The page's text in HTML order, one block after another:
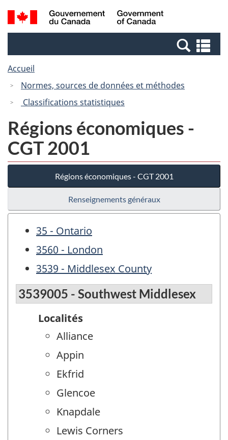
Passer
au
Passer
à
Canada
Recherche
et
et
Accueil
Normes, sources de données et méthodes
Classifications statistiques
Régions économiques -
CGT 2001
Régions économiques - CGT 2001
Renseignements généraux
35 - Ontario
3560 - London
3539 - Middlesex County
3539005 - Southwest Middlesex
Localités
Alliance
Appin
Ekfrid
Glencoe
Knapdale
Lewis Corners